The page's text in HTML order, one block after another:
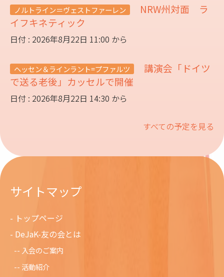
ノルトライン＝ヴェストファーレン
NRW州対面 ラ
イフキネティック
日付 : 2026年8月22日 11:00 から
ヘッセン＆ラインラント=プファルツ
講演会「ドイツ
で送る老後」カッセルで開催
日付 : 2026年8月22日 14:30 から
すべての予定を見る
サイトマップ
トップページ
DeJaK-友の会とは
入会のご案内
活動紹介